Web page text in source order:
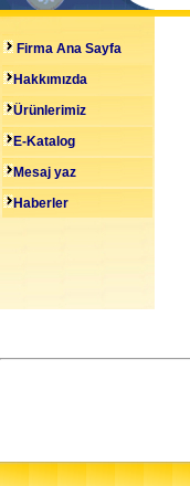
Firma Ana Sayfa
Hakkımızda
Ürünlerimiz
E-Katalog
Mesaj yaz
Haberler